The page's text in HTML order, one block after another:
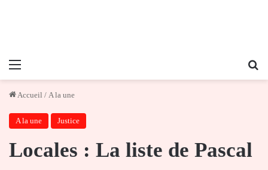
Menu
Accueil / A la une
A la une Justice
Locales : La liste de Pascal